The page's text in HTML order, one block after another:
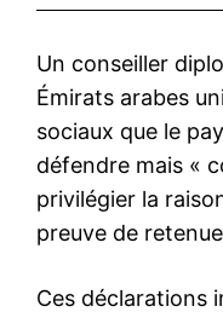
Un conseiller
Émirats arabes
sociaux que le
défendre mais «
privilégier la
preuve de
Ces déclarations